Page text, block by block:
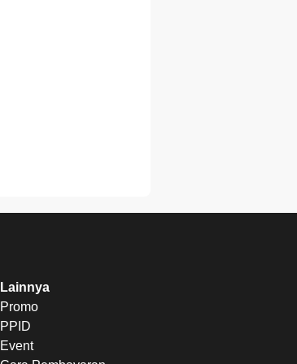
Lainnya
Promo
PPID
Event